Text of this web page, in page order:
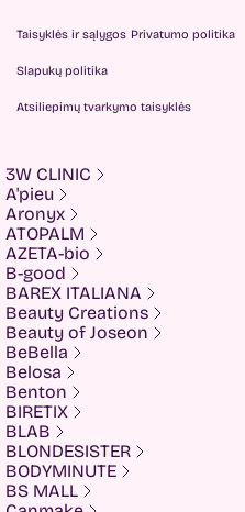
Taisyklės ir sąlygos Privatumo politika
Slapukų politika
Atsiliepimų tvarkymo taisyklės
3W CLINIC
A'pieu
Aronyx
ATOPALM
AZETA-bio
B-good
BAREX ITALIANA
Beauty Creations
Beauty of Joseon
BeBella
Belosa
Benton
BIRETIX
BLAB
BLONDESISTER
BODYMINUTE
BS MALL